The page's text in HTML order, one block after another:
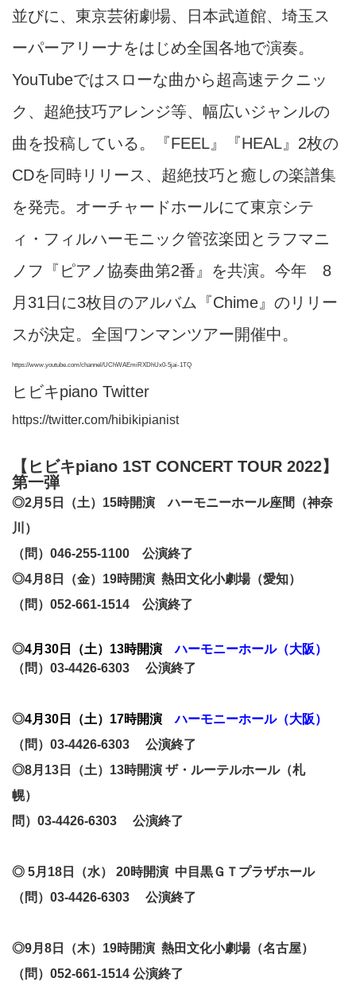
並びに、東京芸術劇場、日本武道館、埼玉ス
ーパーアリーナをはじめ全国各地で演奏。
YouTubeではスローな曲から超高速テクニッ
ク、超絶技巧アレンジ等、幅広いジャンルの
曲を投稿している。『FEEL』『HEAL』2枚の
CDを同時リリース、超絶技巧と癒しの楽譜集
を発売。オーチャードホールにて東京シテ
ィ・フィルハーモニック管弦楽団とラフマニ
ノフ『ピアノ協奏曲第2番』を共演。今年 8
月31日に3枚目のアルバム『Chime』のリリー
スが決定。全国ワンマンツアー開催中。
https://www.youtube.com/channel/UChWAEmiRXDhUx0-5jai-1TQ
ヒビキpiano Twitter
https://twitter.com/hibikipianist
【ヒビキpiano 1ST CONCERT TOUR 2022】
第一弾
◎2月5日（土）15時開演ハーモニーホール座間（神奈
川）
（問）046-255-1100 公演終了
◎4月8日（金）19時開演 熱田文化小劇場（愛知）
（問）052-661-1514 公演終了
◎4月30日（土）13時開演
ハーモニーホール（大阪）
（問）03-4426-6303 公演終了
◎4月30日（土）17時開演
ハーモニーホール（大阪）
（問）03-4426-6303 公演終了
◎8月13日（土） 13時開演 ザ・ルーテルホール（札
幌）
問）03-4426-6303 公演終了
◎ 5月18日（水） 20時開演 中目黒ＧＴプラザホール
（問）03-4426-6303 公演終了
◎9月8日（木）19時開演 熱田文化小劇場（名古屋）
（問）052-661-1514 公演終了